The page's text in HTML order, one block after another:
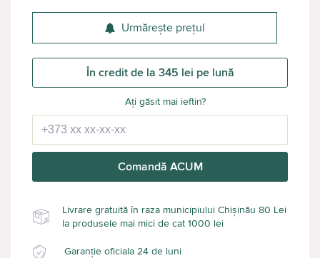
Urmărește prețul
În credit de la 345 lei pe lună
Ați găsit mai ieftin?
Comandă ACUM
Livrare gratuită în raza municipiului Chișinău 80 Lei
la produsele mai mici de cat 1000 lei
Garanție oficiala 24 de luni